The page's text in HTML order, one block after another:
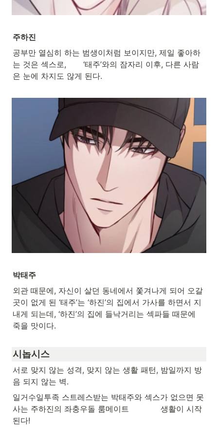
주하진
공부만 열심히 하는 범생이처럼 보이지만, 제일 좋아하
는 것은 섹스로,       ‘태주’와의 잠자리 이후, 다른 사람
은 눈에 차지도 않게 된다.
박태주
외관 때문에, 자신이 살던 동네에서 쫓겨나게 되어 오갈
곳이 없게 된 ‘태주’는 ‘하진’의 집에서 가사를 하면서 지
내게 되는데, ‘하진’의 집에 들낙거리는 섹파들 때문에
죽을 맛이다.
시놉시스
서로 맞지 않는 성격, 맞지 않는 생활 패턴, 밤일까지 방
음 되지 않는 벽.
일거수일투족 스트레스받는 박태주와 섹스가 없으면 못
사는 주하진의 좌충우돌 룸메이트             생활이 시작
된다!